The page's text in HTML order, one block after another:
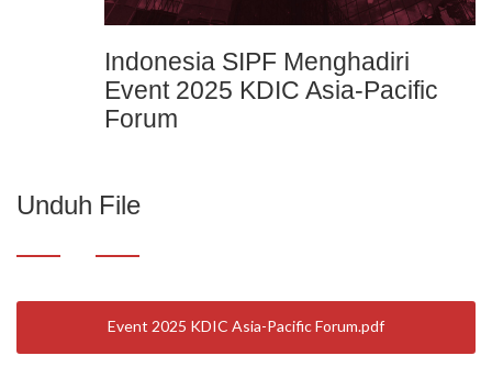
Indonesia SIPF Menghadiri
Event 2025 KDIC Asia-Pacific
Forum
Unduh File
Event 2025 KDIC Asia-Pacific Forum